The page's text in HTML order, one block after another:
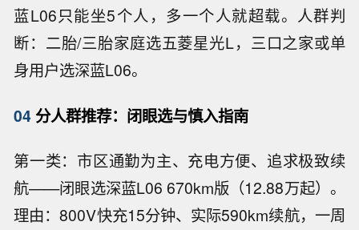
蓝L06只能坐5个人，多一个人就超载。人群判
断：二胎/三胎家庭选五菱星光L，三口之家或单
身用户选深蓝L06。
04 分人群推荐：闭眼选与慎入指南
第一类：市区通勤为主、充电方便、追求极致续
航——闭眼选深蓝L06 670km版（12.88万起）。
理由：800V快充15分钟、实际590km续航，一周